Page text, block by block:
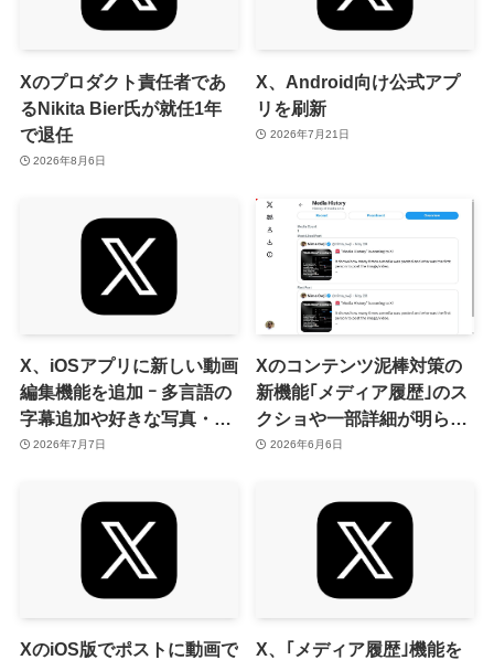
Xのプロダクト責任者であ
るNikita Bier氏が就任1年
で退任
2026年8月6日
X、Android向け公式アプ
リを刷新
2026年7月21日
X、iOSアプリに新しい動画
編集機能を追加 ｰ 多言語の
字幕追加や好きな写真・動
画・ポストを背景として利
2026年7月7日
Xのコンテンツ泥棒対策の
新機能｢メディア履歴｣のス
クショや一部詳細が明らか
に2026年6月6日
XのiOS版でポストに動画で
X、｢メディア履歴｣機能を